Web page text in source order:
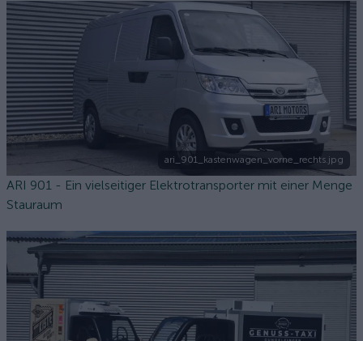
ari_901_kastenwagen_vorne_rechts.jpg
ARI 901 - Ein vielseitiger Elektrotransporter mit einer Menge
Stauraum